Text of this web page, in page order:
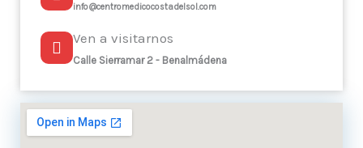
info@centromedicocostadelsol.com
Ven a visitarnos
Calle Sierramar 2 - Benalmádena